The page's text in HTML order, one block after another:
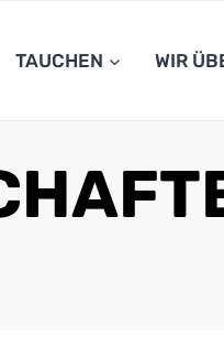
TAUCHEN WIR